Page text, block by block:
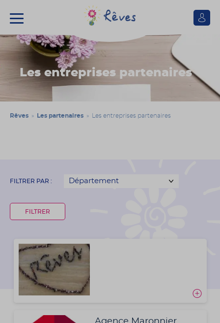
Rêves
Se
Les entreprises partenaires
Rêves » Les partenaires » Les entreprises partenaires
FILTRER PAR :